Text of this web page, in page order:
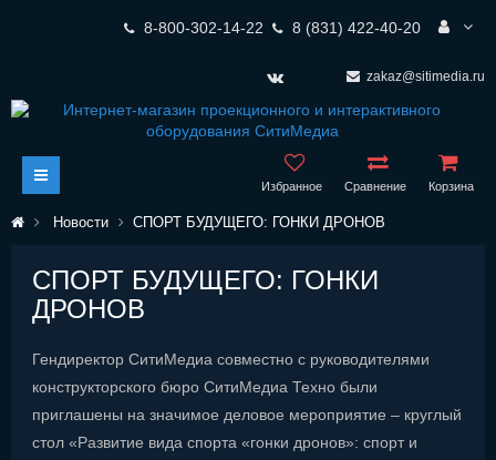
8 (831) 422-40-20
8-800-302-14-22
zakaz@sitimedia.ru
Корзина
Сравнение
Избранное
Новости СПОРТ БУДУЩЕГО: ГОНКИ ДРОНОВ
СПОРТ БУДУЩЕГО: ГОНКИ
ДРОНОВ
Гендиректор СитиМедиа совместно с руководителями
конструкторского бюро СитиМедиа Техно были
приглашены на значимое деловое мероприятие – круглый
стол «Развитие вида спорта «гонки дронов»: спорт и